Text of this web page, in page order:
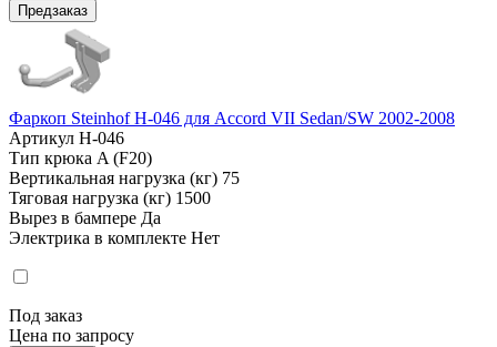
Предзаказ
Фаркоп Steinhof H-046 для Accord VII Sedan/SW 2002-2008
Артикул H-046
Тип крюка A (F20)
Вертикальная нагрузка (кг) 75
Тяговая нагрузка (кг) 1500
Вырез в бампере Да
Электрика в комплекте Нет
Под заказ
Цена по запросу